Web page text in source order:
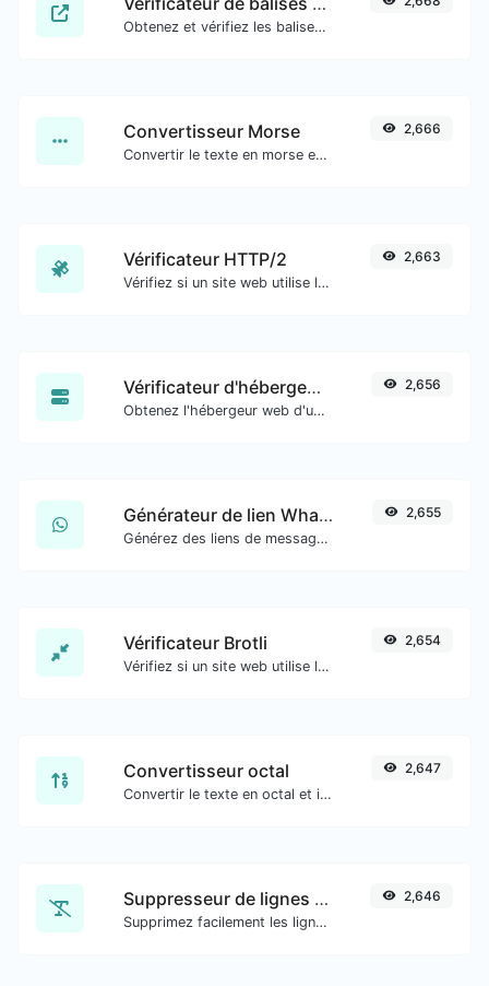
Obtenez et vérifiez les balises méta de n'importe quel site web.
Convertisseur Morse
Convertir le texte en morse et inversement pour toute entrée de chaîne.
2,666
Vérificateur HTTP/2
Vérifiez si un site web utilise le nouveau protocole HTTP/2 ou non.
2,663
Vérificateur d'hébergement de site web
Obtenez l'hébergeur web d'un site web donné.
2,656
Générateur de lien WhatsApp
Générez des liens de message WhatsApp facilement.
2,655
Vérificateur Brotli
Vérifiez si un site web utilise l'algorithme de compression Brotli ou non.
2,654
Convertisseur octal
Convertir le texte en octal et inversement pour toute entrée de chaîne.
2,647
Suppresseur de lignes en double
Supprimez facilement les lignes en double d'un texte.
2,646